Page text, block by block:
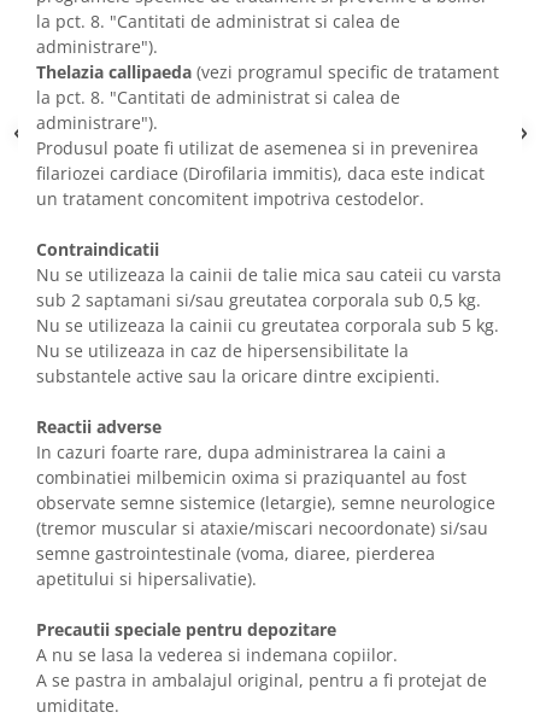
la pct. 8. "Cantitati de administrat si calea de
administrare").
Thelazia callipaeda (vezi programul specific de tratament
la pct. 8. "Cantitati de administrat si calea de
administrare").
Produsul poate fi utilizat de asemenea si in prevenirea
filariozei cardiace (Dirofilaria immitis), daca este indicat
un tratament concomitent impotriva cestodelor.
Contraindicatii
Nu se utilizeaza la cainii de talie mica sau cateii cu varsta
sub 2 saptamani si/sau greutatea corporala sub 0,5 kg.
Nu se utilizeaza la cainii cu greutatea corporala sub 5 kg.
Nu se utilizeaza in caz de hipersensibilitate la
substantele active sau la oricare dintre excipienti.
Reactii adverse
In cazuri foarte rare, dupa administrarea la caini a
combinatiei milbemicin oxima si praziquantel au fost
observate semne sistemice (letargie), semne neurologice
(tremor muscular si ataxie/miscari necoordonate) si/sau
semne gastrointestinale (voma, diaree, pierderea
apetitului si hipersalivatie).
Precautii speciale pentru depozitare
A nu se lasa la vederea si indemana copiilor.
A se pastra in ambalajul original, pentru a fi protejat de
umiditate.